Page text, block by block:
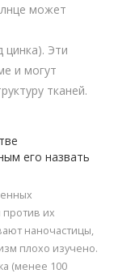
может
цинка). Эти
и могут
тканей.
его назвать
против их
наночастицы,
плохо изучено.
(менее 100